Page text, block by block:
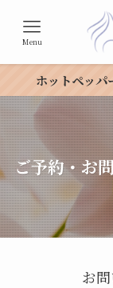
Menu
ホットペッパー
ご予約・お
お